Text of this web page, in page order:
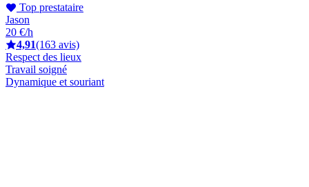
Top prestataire
Jason
20 €/h
4,91(163 avis)
Respect des lieux
Travail soigné
Dynamique et souriant